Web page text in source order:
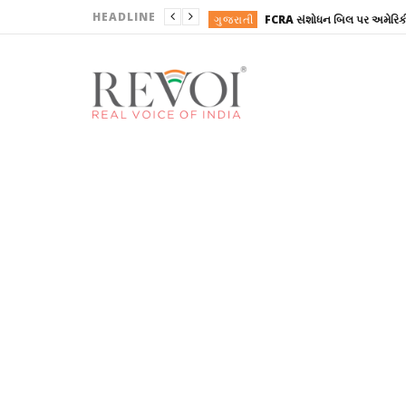
HEADLINE ગુજરાતી
REVOINEWS
ગુજરાતી